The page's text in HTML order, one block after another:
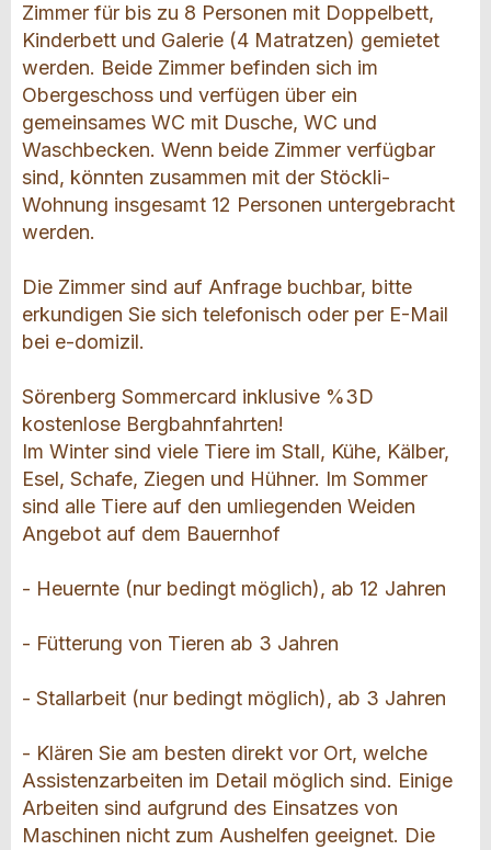
Zimmer für bis zu 8 Personen mit Doppelbett,
Kinderbett und Galerie (4 Matratzen) gemietet
werden. Beide Zimmer befinden sich im
Obergeschoss und verfügen über ein
gemeinsames WC mit Dusche, WC und
Waschbecken. Wenn beide Zimmer verfügbar
sind, könnten zusammen mit der Stöckli-
Wohnung insgesamt 12 Personen untergebracht
werden.
Die Zimmer sind auf Anfrage buchbar, bitte
erkundigen Sie sich telefonisch oder per E-Mail
bei e-domizil.
Sörenberg Sommercard inklusive %3D
kostenlose Bergbahnfahrten!
Im Winter sind viele Tiere im Stall, Kühe, Kälber,
Esel, Schafe, Ziegen und Hühner. Im Sommer
sind alle Tiere auf den umliegenden Weiden
Angebot auf dem Bauernhof
- Heuernte (nur bedingt möglich), ab 12 Jahren
- Fütterung von Tieren ab 3 Jahren
- Stallarbeit (nur bedingt möglich), ab 3 Jahren
- Klären Sie am besten direkt vor Ort, welche
Assistenzarbeiten im Detail möglich sind. Einige
Arbeiten sind aufgrund des Einsatzes von
Maschinen nicht zum Aushelfen geeignet. Die